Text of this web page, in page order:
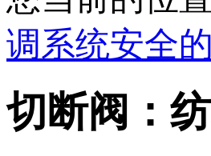
调系统安全
切断阀：